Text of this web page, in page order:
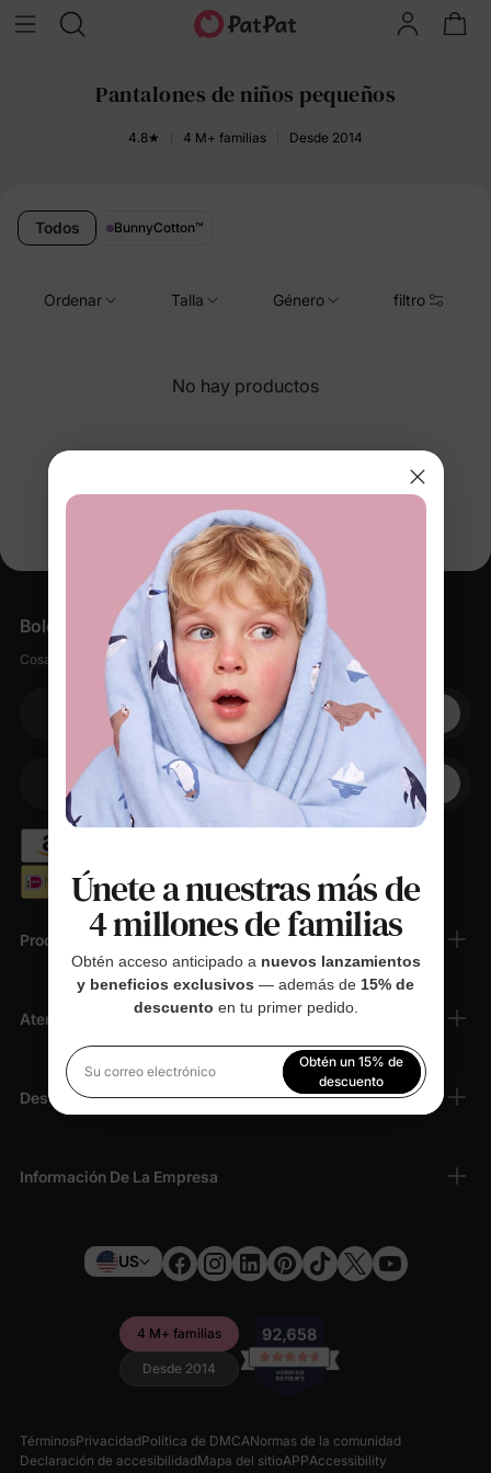
Pantalones de niños pequeños
4.8★ 4 M+ familias Desde 2014
Todos BunnyCotton™
Ordenar Talla Género filtro
No hay productos
Productos
Atención Al Cliente
Descubrir
Información De La Empresa
Boletín informativo
Cosas suaves, pequeños descuentos, cero spam.
Su correo electrónico
Su teléfono
US
4 M+ familias
Desde 2014
TérminosPrivacidadPolítica de DMCANormas de la comunidad
Declaración de accesibilidadMapa del sitioAPPAccessibility
Únete a nuestras más de
4 millones de familias
Obtén acceso anticipado a nuevos lanzamientos
y beneficios exclusivos — además de 15% de
descuento en tu primer pedido.
Su correo electrónico
Obtén un 15% de
descuento